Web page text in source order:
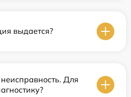
выдается?
Для